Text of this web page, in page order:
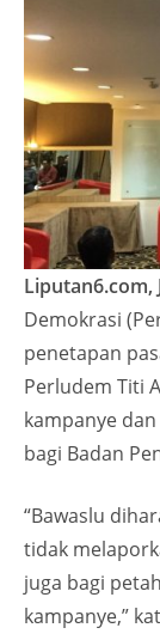
Liputan6.com,
Demokrasi
penetapan
Perludem Titi
kampanye
bagi Badan
“Bawaslu
tidak
juga bagi
kampanye,”